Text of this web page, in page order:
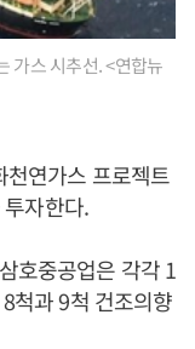
가스 시추선. <연합뉴
천연가스 프로젝트
자한다.
호중공업은 각각 1
척과 9척 건조의향